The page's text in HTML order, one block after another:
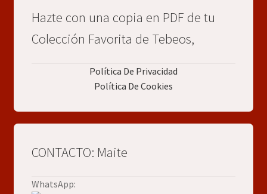
Hazte con una copia en PDF de tu
Colección Favorita de Tebeos,
Política De Privacidad
Política De Cookies
CONTACTO: Maite
WhatsApp: